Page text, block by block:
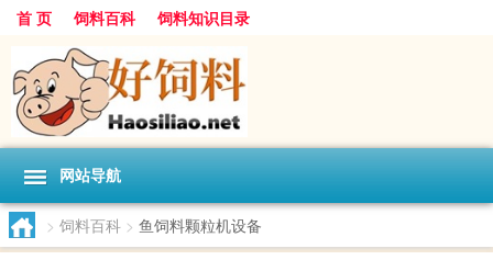
首 页 饲料百科 饲料知识目录
网站导航
> 饲料百科 > 鱼饲料颗粒机设备